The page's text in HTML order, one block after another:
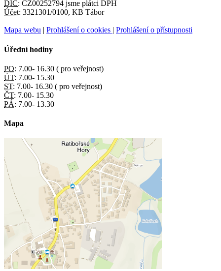
DIČ: CZ00252794 jsme plátci DPH
Účet: 3321301/0100, KB Tábor
Mapa webu | Prohlášení o cookies | Prohlášení o přístupnosti
Úřední hodiny
PO: 7.00- 16.30 ( pro veřejnost)
ÚT: 7.00- 15.30
ST: 7.00- 16.30 ( pro veřejnost)
ČT: 7.00- 15.30
PÁ: 7.00- 13.30
Mapa